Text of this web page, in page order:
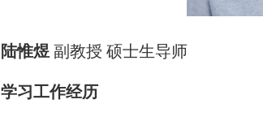
陆惟煜 副教授 硕士生导师
学习工作经历